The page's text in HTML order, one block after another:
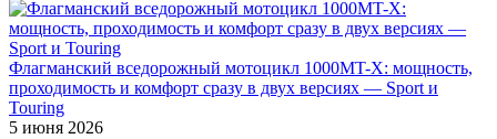
Флагманский вседорожный мотоцикл 1000MT-X: мощность,
проходимость и комфорт сразу в двух версиях — Sport и
Touring
5 июня 2026